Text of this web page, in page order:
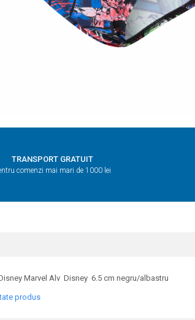
TRANSPORT GRATUIT
comenzi mai mari de 1000 lei
Marvel Alv Disney 6.5 cm negru/albastru
produs